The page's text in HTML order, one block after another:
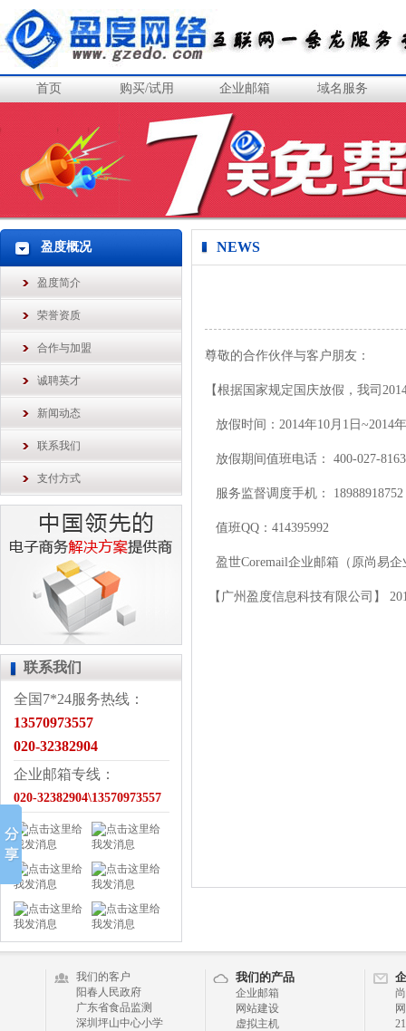
首页 购买/试用 企业邮箱 域名服务
盈度概况
盈度简介
荣誉资质
合作与加盟
诚聘英才
新闻动态
联系我们
支付方式
联系我们
全国7*24服务热线：
13570973557
020-32382904
企业邮箱专线：
020-32382904\13570973557
NEWS
尊敬的合作伙伴与客户朋友：
【根据国家规定国庆放假，我司
放假时间：2014年10月1日~2014
放假期间值班电话： 400-027-8163
服务监督调度手机： 18988918752
值班QQ：414395992
盈世Coremail企业邮箱（原尚易
【广州盈度信息科技有限公司】
我们的客户
阳春人民政府
广东省食品监测
深圳坪山中心小学
我们的产品
企业邮箱
网站建设
虚拟主机